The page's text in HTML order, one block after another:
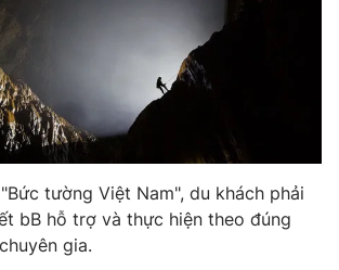
Thủy
Nguyễn Thị Mỹ Hạnh, Phạm Quốc Thắng,
355 931 - 024.38 355 932
VTV:024.66 897 897
024-7300.7108
tường Việt Nam", du khách phải
bB hỗ trợ và thực hiện theo đúng
gia.